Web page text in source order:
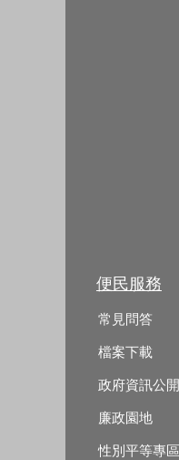
便民服務
常見問答
檔案下載
政府資訊公開
廉政園地
性別平等專區